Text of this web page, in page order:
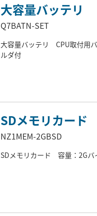
大容量バッテリ
Q7BATN-SET
大容量バッテリ CPU取付用
ルダ付
SDメモリカード
NZ1MEM-2GBSD
SDメモリカード 容量：2Gバ